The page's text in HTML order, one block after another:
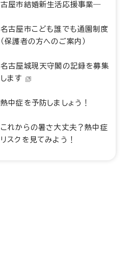
古屋市結婚新生活応援事業―
名古屋市こども誰でも通園制度
（保護者の方へのご案内）
名古屋城現天守閣の記録を募集
します
熱中症を予防しましょう！
これからの暑さ大丈夫？熱中症
リスクを見てみよう！